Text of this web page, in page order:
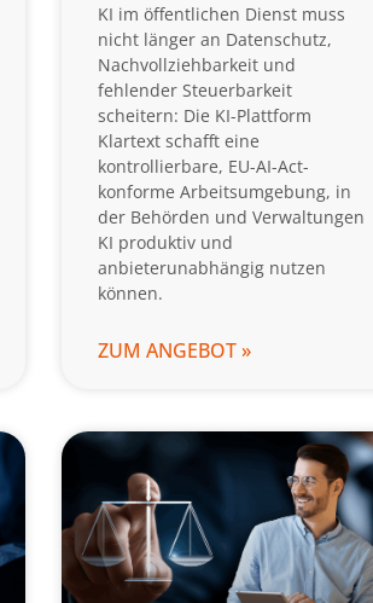
KI im öffentlichen Dienst muss
nicht länger an Datenschutz,
Nachvollziehbarkeit und
fehlender Steuerbarkeit
scheitern: Die KI-Plattform
Klartext schafft eine
kontrollierbare, EU-AI-Act-
konforme Arbeitsumgebung, in
der Behörden und Verwaltungen
KI produktiv und
anbieterunabhängig nutzen
können.
ZUM ANGEBOT »